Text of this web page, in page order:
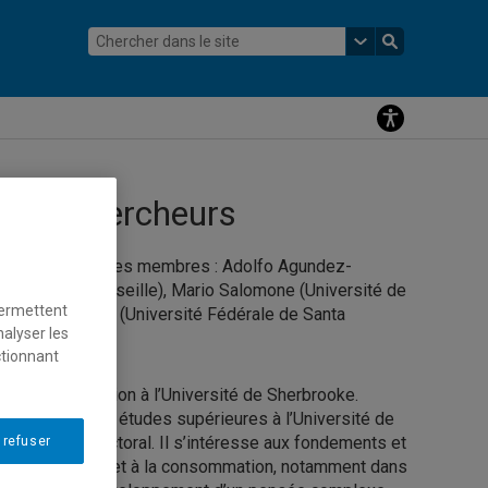
chercheurs
parmi ses membres : Adolfo Agundez-
d’Aix-Marseille), Mario Salomone (Université de
Freire Vieira (Université Fédérale de Santa
en éducation à l’Université de Sherbrooke.
a réalisé ses études supérieures à l’Université de
postdoctoral. Il s’intéresse aux fondements et
et à la consommation, notamment dans
les
refuser